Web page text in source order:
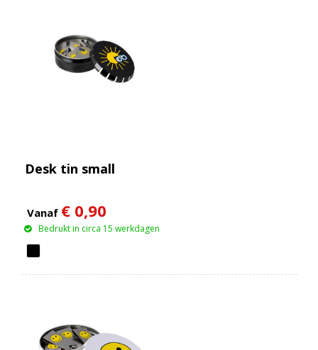
Desk tin small
Vanaf € 0,90
Bedrukt in circa 15 werkdagen